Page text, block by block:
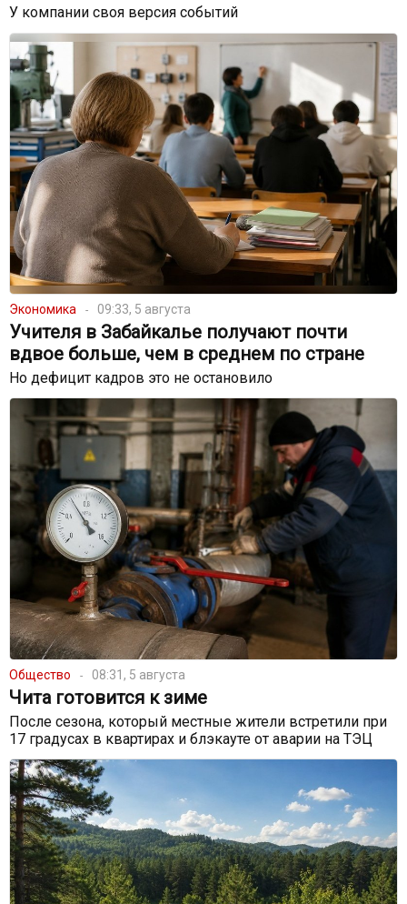
У компании своя версия событий
Экономика 09:33, 5 августа
Учителя в Забайкалье получают почти
вдвое больше, чем в среднем по стране
Но дефицит кадров это не остановило
Общество 08:31, 5 августа
Чита готовится к зиме
После сезона, который местные жители встретили при
17 градусах в квартирах и блэкауте от аварии на ТЭЦ